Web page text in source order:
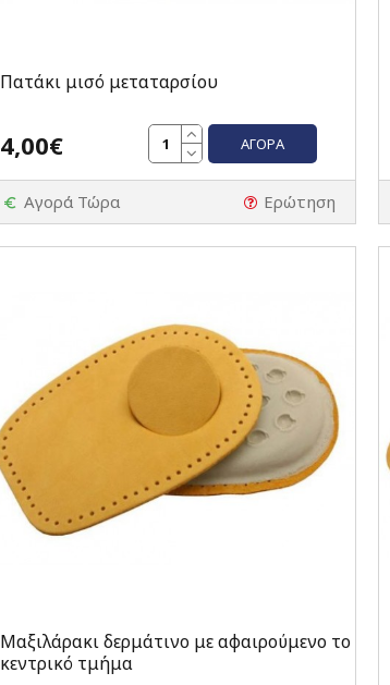
Πατάκι μισό μεταταρσίου
4,00€ ΑΓΟΡΆ
Αγορά Τώρα Ερώτηση
Μαξιλάρακι δερμάτινο με αφαιρούμενο το
κεντρικό τμήμα